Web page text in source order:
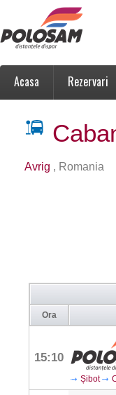
Acasa Rezervari
Avrig , Romania
Ora
15:10
Șibot